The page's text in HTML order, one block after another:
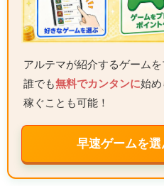
アルテマが紹介するゲーム
誰でも無料でカンタンに始
稼ぐことも可能！
早速ゲームを選